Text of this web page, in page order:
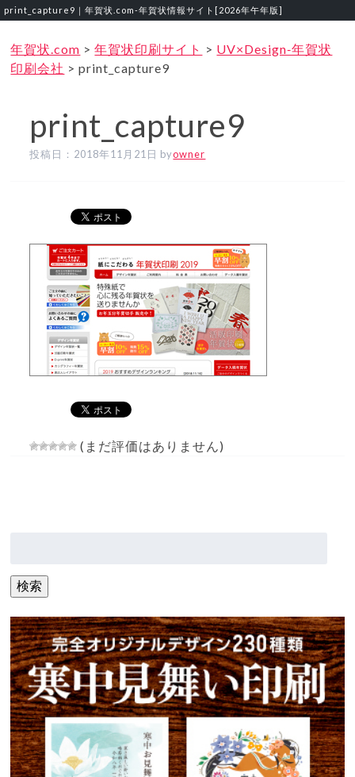
print_capture9｜年賀状.com‐年賀状情報サイト[2026年午年版]
年賀状.com >年賀状印刷サイト > UV×Design‐年賀状
印刷会社 >print_capture9
print_capture9
投稿日： 2018年11月21日 byowner
(まだ評価はありません)
検索